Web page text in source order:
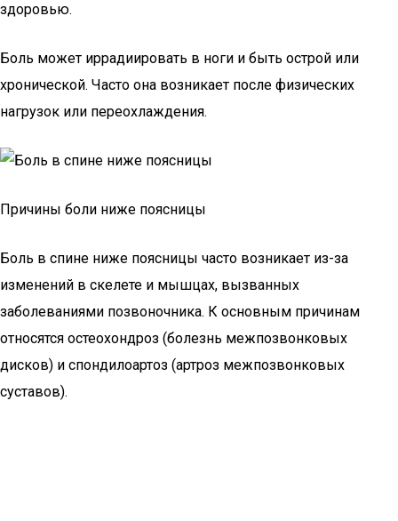
здоровью.
Боль может иррадиировать в ноги и быть острой или
хронической. Часто она возникает после физических
нагрузок или переохлаждения.
Причины боли ниже поясницы
Боль в спине ниже поясницы часто возникает из-за
изменений в скелете и мышцах, вызванных
заболеваниями позвоночника. К основным причинам
относятся остеохондроз (болезнь межпозвонковых
дисков) и спондилоартоз (артроз межпозвонковых
суставов).